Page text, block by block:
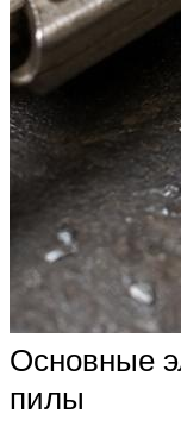
Основные
пилы